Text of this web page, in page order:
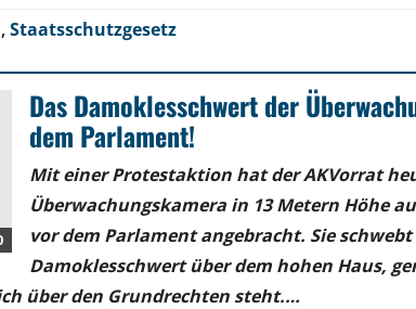
, Staatsschutzgesetz
Das Damoklesschwert der
dem Parlament!
Mit einer Protestaktion hat der AKVorrat
Überwachungskamera in 13 Metern Höhe
vor dem Parlament angebracht. Sie
Damoklesschwert über dem hohen Haus,
über den Grundrechten steht.…